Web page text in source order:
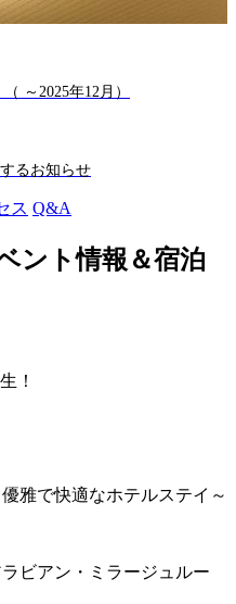
～2025年12月）
るお知らせ
ス Q&A
ント情報＆宿泊
生！
雅で快適なホテルステイ～
ビアン・ミラージュルー